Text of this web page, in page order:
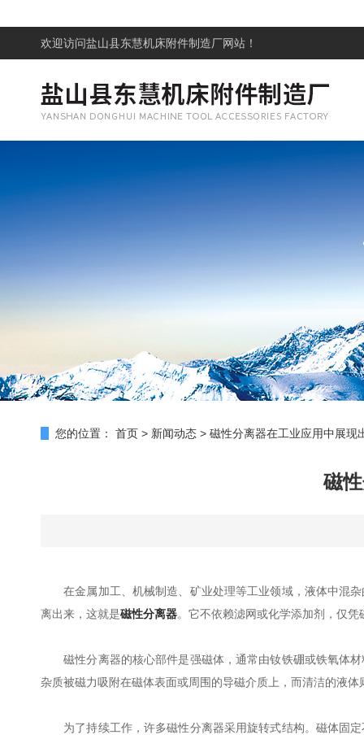
欢迎访问盐山县东慧机床附件制造厂网站！
您的位置： 首页 > 新闻动态 > 磁性分离器在工业应用中展现
磁
在金属加工、机械制造、矿业处理等工业领域，液体中混杂
离出来，这就是磁性分离器。它不依赖滤网或化学添加剂，仅
磁性分离器的核心部件是强磁体，通常由钕铁硼或铁氧体材
杂质被磁力吸附在磁体表面或周围的导磁介质上，而清洁的液体
为了持续工作，许多磁性分离器采用旋转式结构。磁体固定